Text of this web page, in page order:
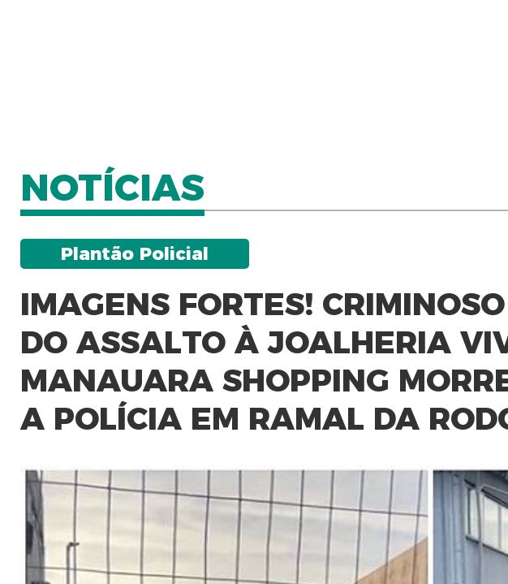
NOTÍCIAS
Plantão Policial
IMAGENS FORTES!
DO ASSALTO À JOALHERIA
MANAUARA SHOPPING
A POLÍCIA EM RAMAL DA